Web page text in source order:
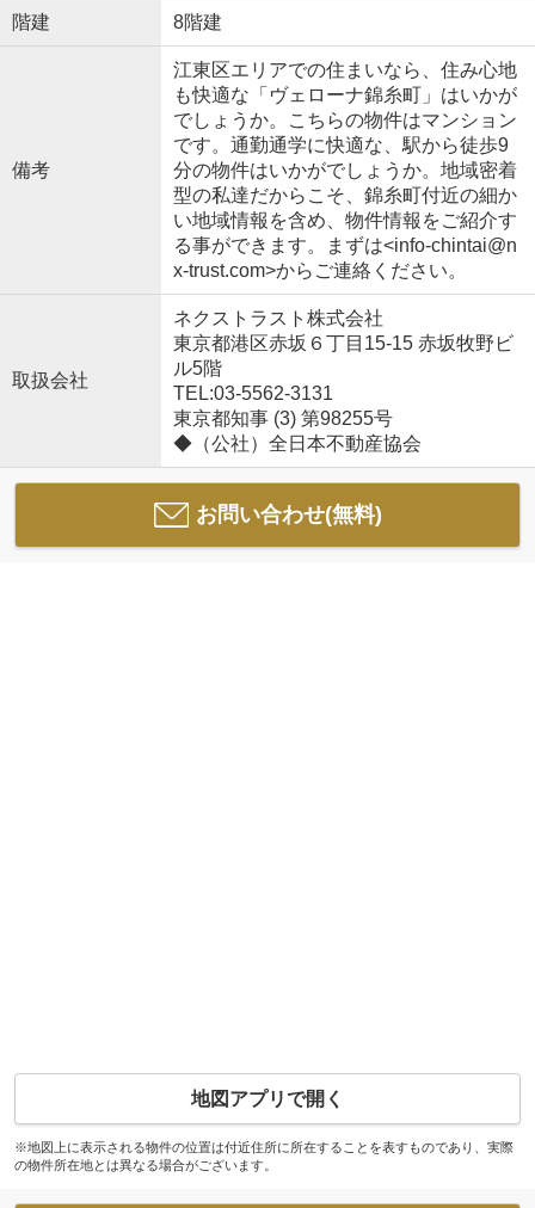
階建 8階建
備考
江東区エリアでの住まいなら、住み心地
も快適な「ヴェローナ錦糸町」はいかが
でしょうか。こちらの物件はマンション
です。通勤通学に快適な、駅から徒歩9
分の物件はいかがでしょうか。地域密着
型の私達だからこそ、錦糸町付近の細か
い地域情報を含め、物件情報をご紹介す
る事ができます。まずは<info-chintai@n
x-trust.com>からご連絡ください。
取扱会社
ネクストラスト株式会社
東京都港区赤坂６丁目15-15 赤坂牧野ビ
ル5階
TEL:03-5562-3131
東京都知事 (3) 第98255号
◆（公社）全日本不動産協会
お問い合わせ(無料)
地図アプリで開く
※地図上に表示される物件の位置は付近住所に所在することを表すものであり、実際
の物件所在地とは異なる場合がございます。